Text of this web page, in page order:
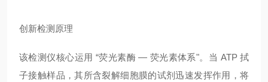
创新检测原理
该检测仪核心运用 “荧光素酶 — 荧光素体系"。当 ATP 拭
子接触样品，其所含裂解细胞膜的试剂迅速发挥作用，将